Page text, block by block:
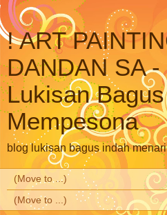
! ART
DANDAN SA -
Lukisan
Mempesona
blog lukisan bagus indah